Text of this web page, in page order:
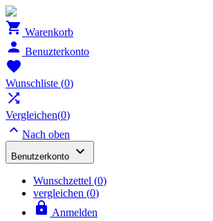
 Warenkorb
 Benuzterkonto

Wunschliste (0)

Vergleichen(0)
 Nach oben
Benutzerkonto 
Wunschzettel (0)
vergleichen (0)
 Anmelden